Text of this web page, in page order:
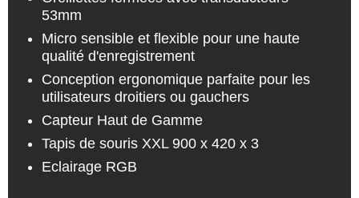
53mm
Micro sensible et flexible pour une haute
qualité d'enregistrement
Conception ergonomique parfaite pour les
utilisateurs droitiers ou gauchers
Capteur Haut de Gamme
Tapis de souris XXL 900 x 420 x 3
Eclairage RGB